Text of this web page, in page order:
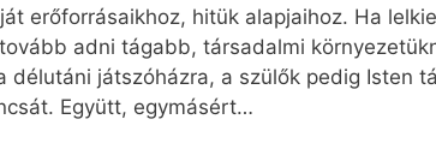
erőforrásaikhoz, hitük alapjaihoz. Ha
adni tágabb, társadalmi
délutáni játszóházra, a szülők pedig Isten
Együtt, egymásért…